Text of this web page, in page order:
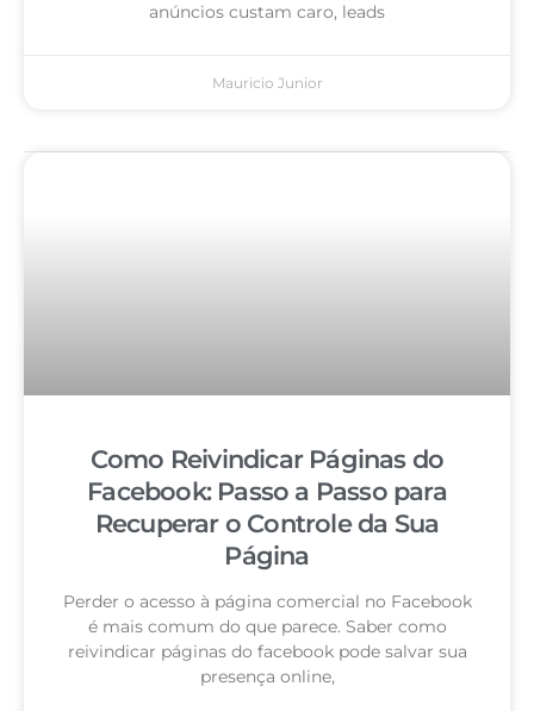
anúncios custam caro, leads
Mauricio Junior
Como Reivindicar Páginas do
Facebook: Passo a Passo para
Recuperar o Controle da Sua
Página
Perder o acesso à página comercial no Facebook
é mais comum do que parece. Saber como
reivindicar páginas do facebook pode salvar sua
presença online,